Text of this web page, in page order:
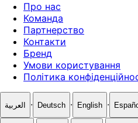
Про нас
Команда
Партнерство
Контакти
Бренд
Умови користування
Політика
العربية · Deutsch · English ·